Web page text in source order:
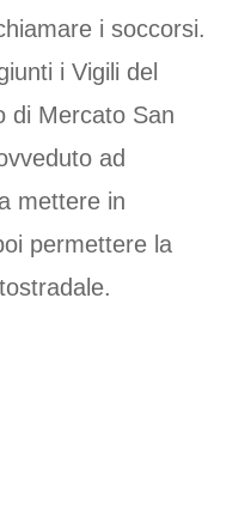
i soccorsi.
i Vigili del
di Mercato San
ad
mettere in
permettere la